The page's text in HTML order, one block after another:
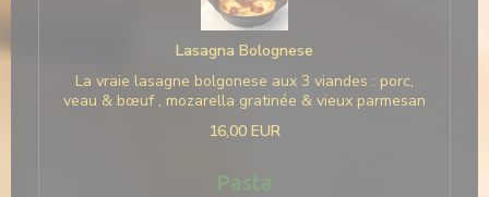
Lasagna Bolognese
La vraie lasagne bolgonese aux 3 viandes : porc,
veau & bœuf , mozarella gratinée & vieux parmesan
16,00 EUR
Pasta